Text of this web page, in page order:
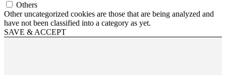
Others
Other uncategorized cookies are those that are being analyzed and
have not been classified into a category as yet.
SAVE & ACCEPT